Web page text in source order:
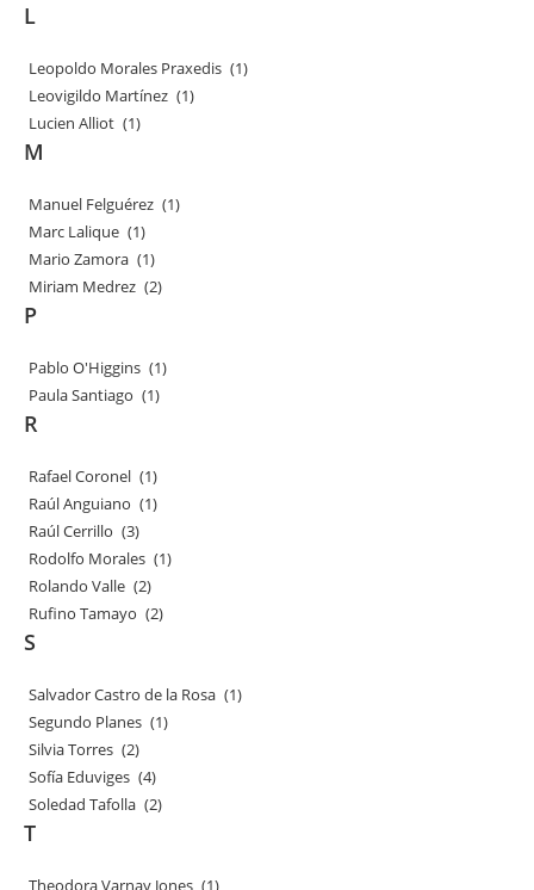
L
Leopoldo Morales Praxedis (1)
Leovigildo Martínez (1)
Lucien Alliot (1)
M
Manuel Felguérez (1)
Marc Lalique (1)
Mario Zamora (1)
Miriam Medrez (2)
P
Pablo O'Higgins (1)
Paula Santiago (1)
R
Rafael Coronel (1)
Raúl Anguiano (1)
Raúl Cerrillo (3)
Rodolfo Morales (1)
Rolando Valle (2)
Rufino Tamayo (2)
S
Salvador Castro de la Rosa (1)
Segundo Planes (1)
Silvia Torres (2)
Sofía Eduviges (4)
Soledad Tafolla (2)
T
Theodora Varnay Jones (1)